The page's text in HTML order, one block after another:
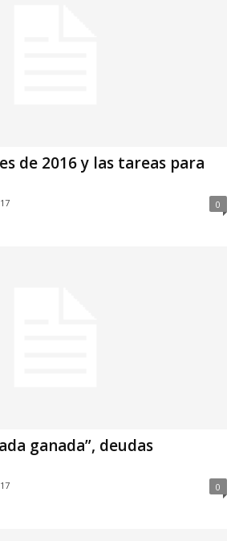
de 2016 y las tareas para
0
ganada”, deudas
0